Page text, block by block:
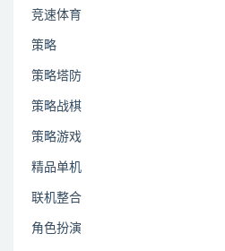
竞速体育
策略
策略塔防
策略战棋
策略游戏
精品单机
联机整合
角色扮演